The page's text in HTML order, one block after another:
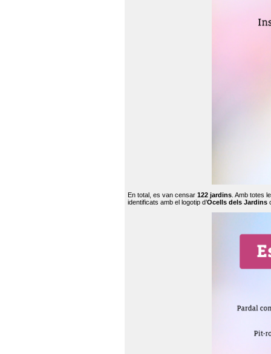
En total, es van censar 122 jardins . Amb totes
identificats amb el logotip d’Ocells dels Jardins